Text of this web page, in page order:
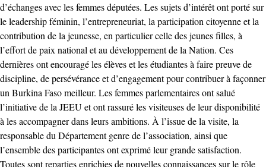
d’échanges avec les femmes députées. Les sujets d’intérêt ont porté sur
le leadership féminin, l’entrepreneuriat, la participation citoyenne et la
contribution de la jeunesse, en particulier celle des jeunes filles, à
l’effort de paix national et au développement de la Nation. Ces
dernières ont encouragé les élèves et les étudiantes à faire preuve de
discipline, de persévérance et d’engagement pour contribuer à façonner
un Burkina Faso meilleur. Les femmes parlementaires ont salué
l’initiative de la JEEU et ont rassuré les visiteuses de leur disponibilité
à les accompagner dans leurs ambitions. À l’issue de la visite, la
responsable du Département genre de l’association, ainsi que
l’ensemble des participantes ont exprimé leur grande satisfaction.
Toutes sont reparties enrichies de nouvelles connaissances sur le rôle